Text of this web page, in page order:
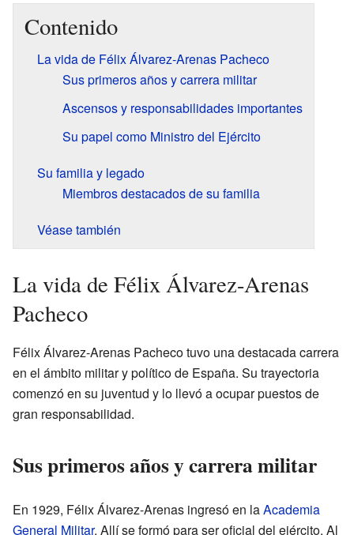
Contenido
La vida de Félix Álvarez-Arenas Pacheco
Sus primeros años y carrera militar
Ascensos y responsabilidades importantes
Su papel como Ministro del Ejército
Su familia y legado
Miembros destacados de su familia
Véase también
La vida de Félix Álvarez-Arenas
Pacheco
Félix Álvarez-Arenas Pacheco tuvo una destacada carrera
en el ámbito militar y político de España. Su trayectoria
comenzó en su juventud y lo llevó a ocupar puestos de
gran responsabilidad.
Sus primeros años y carrera militar
En 1929, Félix Álvarez-Arenas ingresó en laAcademia
General Militar. Allí se formó para ser oficial del ejército. Al